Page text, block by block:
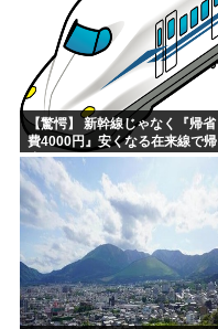
【驚愕】 新幹線じゃなく『帰省
費4000円』安くなる在来線で帰
省した結果ｗｗｗｗｗ